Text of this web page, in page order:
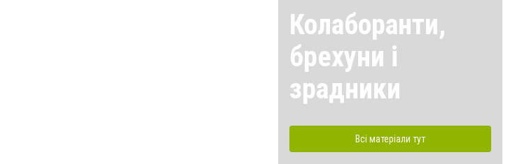
Колаборанти,
брехуни і
зрадники
Всі матеріали тут